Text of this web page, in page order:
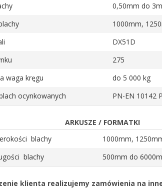
0,50mm do
1000mm,
DX51D
275
waga kręgu
do 5 000 kg
ocynkowanych
PN-EN 10142
ARKUSZE / FORMATKI
blachy
1000mm,
blachy
500mm do
klienta realizujemy zamówienia na